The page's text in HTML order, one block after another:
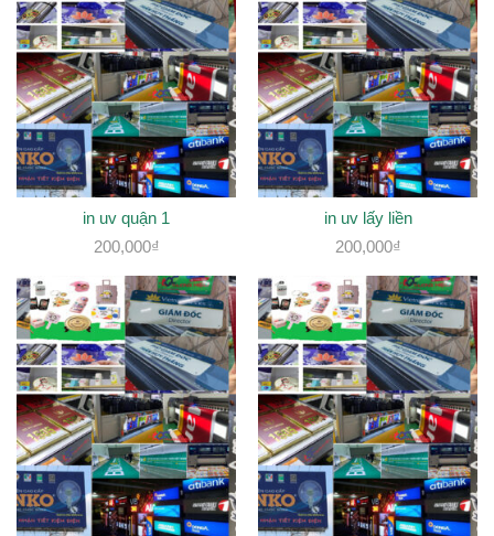
in uv quận 1
200,000₫
in uv lấy liền
200,000₫